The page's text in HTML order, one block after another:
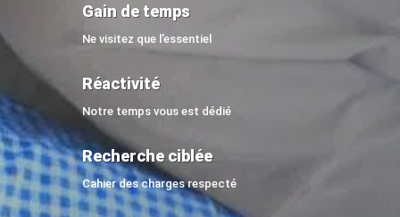
Gain de temps
Ne visitez que l’essentiel
Réactivité
Notre temps vous est dédié
Recherche ciblée
Cahier des charges respecté